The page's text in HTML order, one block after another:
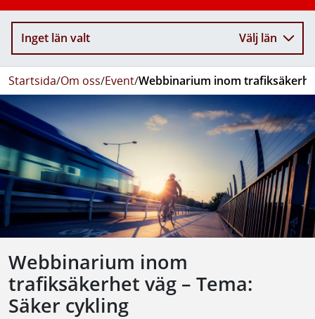
Inget län valt Välj län
Startsida/Om oss/Event/Webbinarium inom
Webbinarium inom
trafiksäkerhet väg – Tema:
Säker cykling